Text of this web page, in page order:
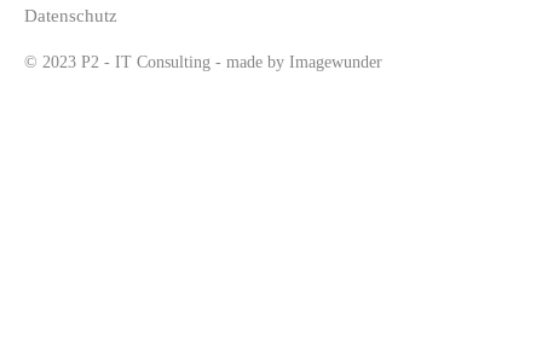
© 2023 P2 - IT Consulting - made by Imagewunder
Datenschutz